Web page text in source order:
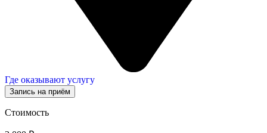
Где оказывают услугу
Запись на приём
Стоимость